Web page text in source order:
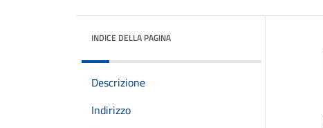
INDICE DELLA PAGINA
Descrizione
Indirizzo